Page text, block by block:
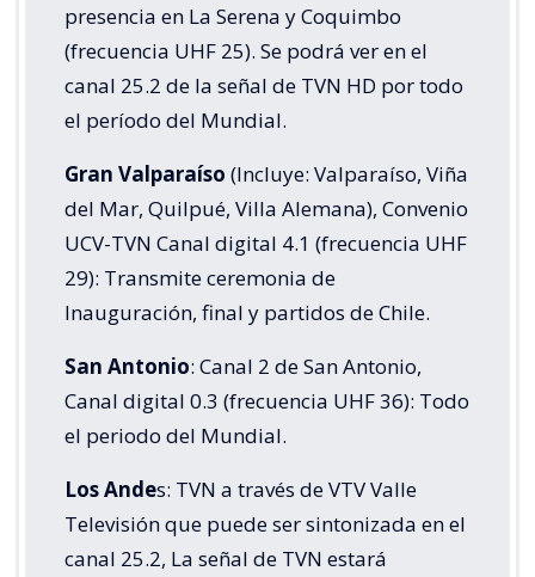
presencia en La Serena y Coquimbo
(frecuencia UHF 25). Se podrá ver en el
canal 25.2 de la señal de TVN HD por todo
el período del Mundial.
Gran Valparaíso (Incluye: Valparaíso, Viña
del Mar, Quilpué, Villa Alemana), Convenio
UCV-TVN Canal digital 4.1 (frecuencia UHF
29): Transmite ceremonia de
Inauguración, final y partidos de Chile.
San Antonio: Canal 2 de San Antonio,
Canal digital 0.3 (frecuencia UHF 36): Todo
el periodo del Mundial.
Los Andes: TVN a través de VTV Valle
Televisión que puede ser sintonizada en el
canal 25.2, La señal de TVN estará